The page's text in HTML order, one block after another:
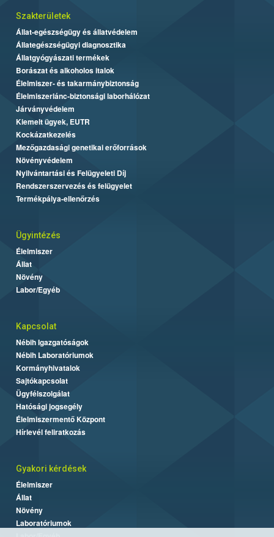
Szakterületek
Állat-egészségügy és állatvédelem
Állategészségügyi diagnosztika
Állatgyógyászati termékek
Borászat és alkoholos italok
Élelmiszer- és takarmánybiztonság
Élelmiszerlánc-biztonsági laborhálózat
Járványvédelem
Kiemelt ügyek, EUTR
Kockázatkezelés
Mezőgazdasági genetikai erőforrások
Növényvédelem
Nyilvántartási és Felügyeleti Díj
Rendszerszervezés és felügyelet
Termékpálya-ellenőrzés
Ügyintézés
Élelmiszer
Állat
Növény
Labor/Egyéb
Kapcsolat
Nébih Igazgatóságok
Nébih Laboratóriumok
Kormányhivatalok
Sajtókapcsolat
Ügyfélszolgálat
Hatósági jogsegély
Élelmiszermentő Központ
Hírlevél feliratkozás
Gyakori kérdések
Élelmiszer
Állat
Növény
Laboratóriumok